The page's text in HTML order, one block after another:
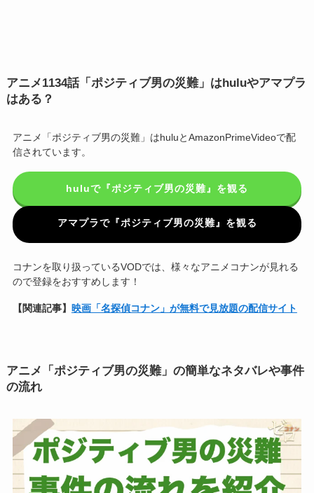
アニメ1134話「ポジティブ男の災難」はhuluやアマプラ
はある？
アニメ「ポジティブ男の災難」はhuluとAmazonPrimeVideoで配
信されています。
huluで『ポジティブ男の災難』を観る
アマプラで『ポジティブ男の災難』を観る
コナンを取り扱っているVODでは、様々なアニメコナンが見れる
ので登録をおすすめします！
【関連記事】 映画「名探偵コナン」が無料で見放題の配信サイト
アニメ「ポジティブ男の災難」の簡単なネタバレや事件
の流れ